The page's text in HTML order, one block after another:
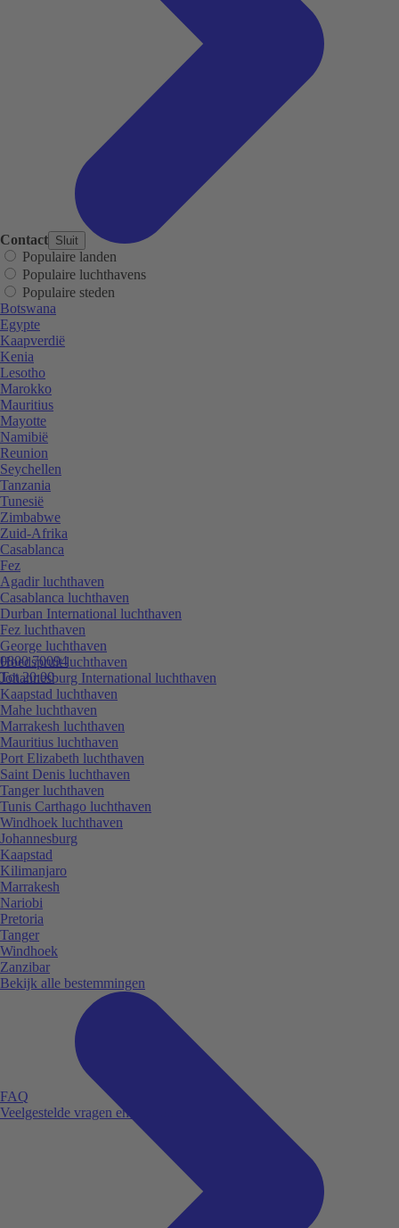
Contact Sluit
0800 70094
Tot 20:00
FAQ
Veelgestelde vragen en antwoorden.
Populaire landen
Populaire luchthavens
Populaire steden
Botswana
Egypte
Kaapverdië
Kenia
Lesotho
Marokko
Mauritius
Mayotte
Namibië
Reunion
Seychellen
Tanzania
Tunesië
Zimbabwe
Zuid-Afrika
Casablanca
Fez
Agadir luchthaven
Casablanca luchthaven
Durban International luchthaven
Fez luchthaven
George luchthaven
Hoedspruit luchthaven
Johannesburg International luchthaven
Kaapstad luchthaven
Mahe luchthaven
Marrakesh luchthaven
Mauritius luchthaven
Port Elizabeth luchthaven
Saint Denis luchthaven
Tanger luchthaven
Tunis Carthago luchthaven
Windhoek luchthaven
Johannesburg
Kaapstad
Kilimanjaro
Marrakesh
Nariobi
Pretoria
Tanger
Windhoek
Zanzibar
Bekijk alle bestemmingen